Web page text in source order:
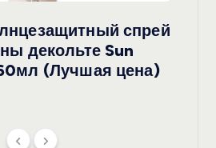
спрей
декольте Sun
(Лучшая цена)